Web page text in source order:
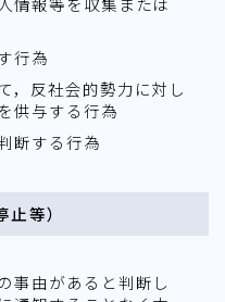
行為
，反社会的勢力に対し
供与する行為
断する行為
等）
事由があると判断し